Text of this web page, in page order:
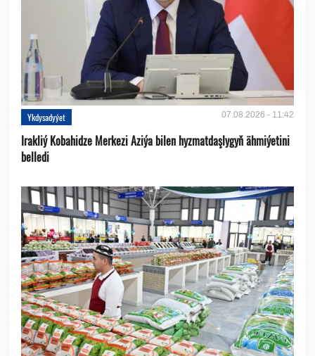
Ykdysadyýet 07.08.2026 - 11:42
Irakliý Kobahidze Merkezi Aziýa bilen hyzmatdaşlygyň ähmiýetini
belledi